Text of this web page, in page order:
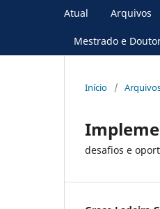
Atual Arquivos
Mestrado e
Início /
desafios e